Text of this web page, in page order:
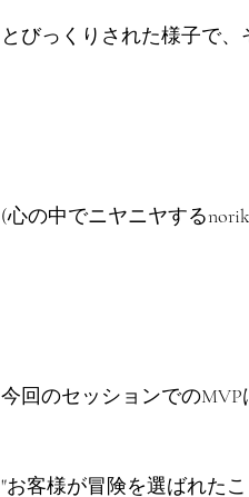
とびっくりされた様子で、
(心の中でニヤニヤする
今回のセッションでのMVP
"お客様が冒険を選ばれた